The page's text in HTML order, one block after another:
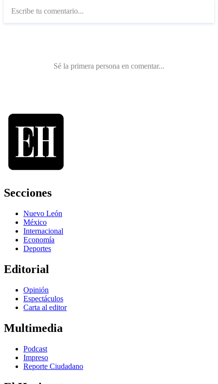
Secciones
Nuevo León
México
Internacional
Economía
Deportes
Editorial
Opinión
Espectáculos
Carta al editor
Multimedia
Podcast
Impreso
Reporte Ciudadano